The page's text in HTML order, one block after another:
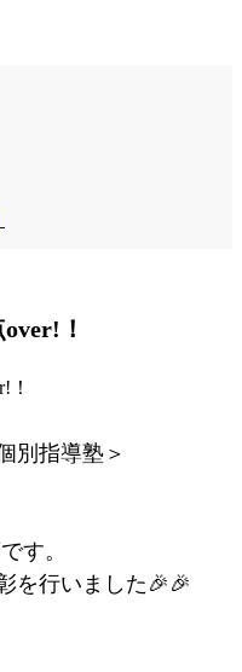
！
別指導塾＞
す。
を行いました🎉🎉